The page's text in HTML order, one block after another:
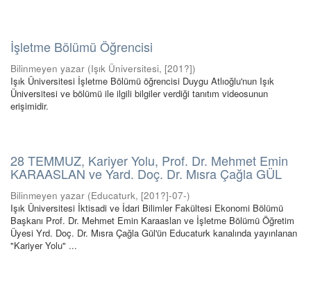
İşletme Bölümü Öğrencisi
Bilinmeyen yazar (Işık Üniversitesi, [201?])
Işık Üniversitesi İşletme Bölümü öğrencisi Duygu Atlıoğlu'nun Işık
Üniversitesi ve bölümü ile ilgili bilgiler verdiği tanıtım videosunun
erişimidir.
28 TEMMUZ, Kariyer Yolu, Prof. Dr. Mehmet Emin
KARAASLAN ve Yard. Doç. Dr. Mısra Çağla GÜL
Bilinmeyen yazar (Educaturk, [201?]-07-)
Işık Üniversitesi İktisadi ve İdari Bilimler Fakültesi Ekonomi Bölümü
Başkanı Prof. Dr. Mehmet Emin Karaaslan ve İşletme Bölümü Öğretim
Üyesi Yrd. Doç. Dr. Mısra Çağla Gül'ün Educaturk kanalında yayınlanan
"Kariyer Yolu" ...